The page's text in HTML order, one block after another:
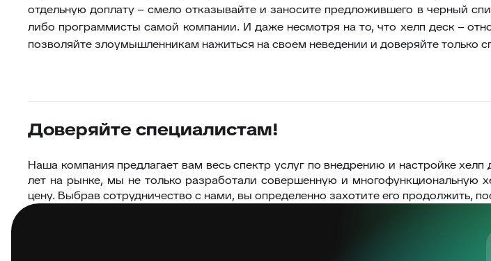
отдельную доплату – смело отказывайте и заносите предложившего в черный
либо программисты самой компании. И даже несмотря на то, что хелп деск –
позволяйте злоумышленникам нажиться на своем неведении и доверяйте только
Доверяйте специалистам!
Наша компания предлагает вам весь спектр услуг по внедрению и настройке
лет на рынке, мы не только разработали совершенную и
цену. Выбрав сотрудничество с нами, вы определенно захотите его продолжить,